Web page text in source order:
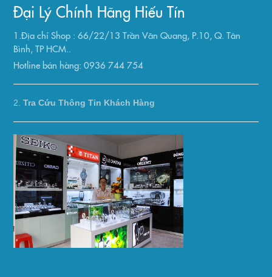
Đại Lý Chính Hãng Hiếu Tín
1.Địa chỉ Shop : 66/22/13 Trần Văn Quang, P.10, Q. Tân
Bình, TP HCM..
Hotline bán hàng: 0936 744 754
2.Tra Cứu Thông Tin Khách Hàng